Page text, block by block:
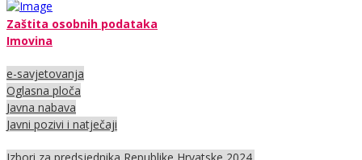
Zaštita osobnih podataka
Imovina
e-savjetovanja
Oglasna ploča
Javna nabava
Javni pozivi i natječaji
Izbori za predsjednika Republike Hrvatske 2024.